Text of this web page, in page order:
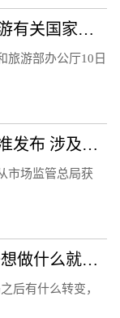
文旅部公布第三批恢复出境团队游有关国家和地区名单
旅游部办公厅10日
市场监管总局：一批重要国家标准发布 涉及暑期活动、家居生活等领域
市场监管总局获
赵丽颖说不会成为虎妈 希望孩子想做什么就做什么
后有什么转变，